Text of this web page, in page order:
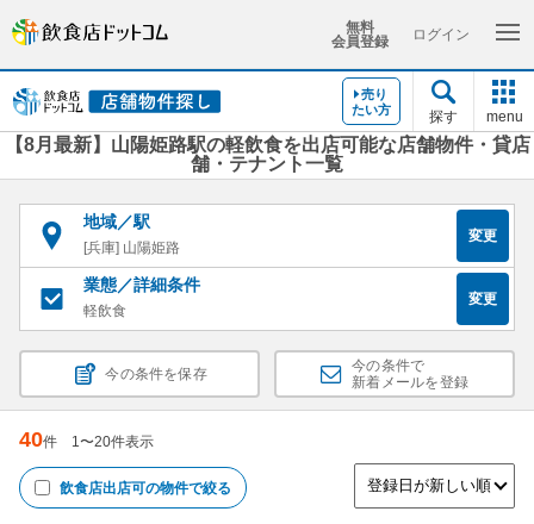
無料
会員登録
ログイン
売り
たい方
探す menu
【8月最新】山陽姫路駅の軽飲食を出店可能な店舗物件・貸店
舗・テナント一覧
地域／駅
[兵庫] 山陽姫路
変更
業態／詳細条件
軽飲食
変更
今の条件を保存
今の条件で
新着メールを登録
40件 1〜20件表示
飲食店出店可の物件で絞る